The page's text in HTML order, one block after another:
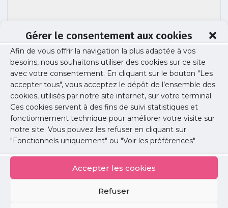
Gérer le consentement aux cookies
Afin de vous offrir la navigation la plus adaptée à vos
besoins, nous souhaitons utiliser des cookies sur ce site
avec votre consentement. En cliquant sur le bouton "Les
accepter tous", vous acceptez le dépôt de l’ensemble des
cookies, utilisés par notre site internet, sur votre terminal.
Ces cookies servent à des fins de suivi statistiques et
fonctionnement technique pour améliorer votre visite sur
notre site. Vous pouvez les refuser en cliquant sur
"Fonctionnels uniquement" ou "Voir les préférences"
Accepter les cookies
Refuser
Acces-aux-soins
Publié le :9 mai 2017
Partager cet article :